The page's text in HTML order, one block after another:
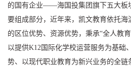
的国有企业——海国投集团旗下五大板
要组成部分，近年来，凯文教育依托海
的区位优势、资源优势，秉承“全人教
以提供K12国际化学校运营服务为基础
势、以现代职业教育为新兴业务的全链